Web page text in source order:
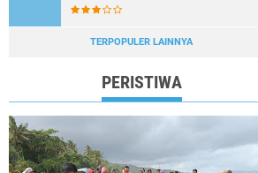
TERPOPULER LAINNYA
PERISTIWA